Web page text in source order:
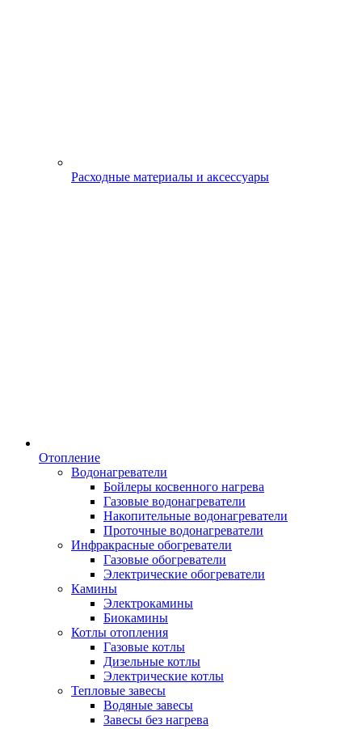
Расходные материалы и аксессуары
Отопление
Водонагреватели
Бойлеры косвенного нагрева
Газовые водонагреватели
Накопительные водонагреватели
Проточные водонагреватели
Инфракрасные обогреватели
Газовые обогреватели
Электрические обогреватели
Камины
Электрокамины
Биокамины
Котлы отопления
Газовые котлы
Дизельные котлы
Электрические котлы
Тепловые завесы
Водяные завесы
Завесы без нагрева